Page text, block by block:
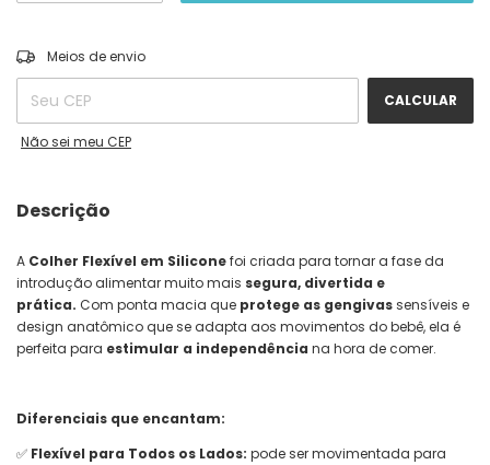
Entregas para o CEP:
Meios de envio
CALCULAR
Não sei meu CEP
Descrição
A Colher Flexível em Siliconefoi criada para tornar a fase da
introdução alimentar muito mais segura, divertida e
prática. Com ponta macia que protege as gengivassensíveis e
design anatômico que se adapta aos movimentos do bebê, ela é
perfeita para estimular a independência na hora de comer.
Diferenciais que encantam:
✅ Flexível para Todos os Lados: pode ser movimentada para